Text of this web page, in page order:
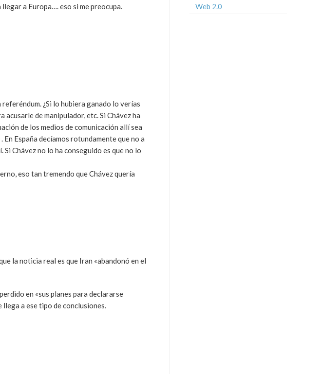
a Europa…. eso si me preocupa.
¿Si lo hubiera ganado lo verías
de manipulador, etc. Si Chávez ha
de los medios de comunicación allí sea
España decíamos rotundamente que no a
Si Chávez no lo ha conseguido es que no lo
eso tan tremendo que Chávez quería
la noticia real es que Iran «abandonó en el
en «sus planes para declararse
llega a ese tipo de conclusiones.
Web 2.0